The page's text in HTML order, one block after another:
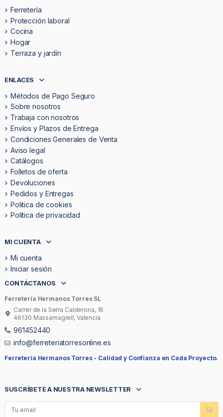
Ferretería
Protección laboral
Cocina
Hogar
Terraza y jardín
ENLACES
Métodos de Pago Seguro
Sobre nosotros
Trabaja con nosotros
Envíos y Plazos de Entrega
Condiciones Generales de Venta
Aviso legal
Catálogos
Folletos de oferta
Devoluciones
Pedidos y Entregas
Politica de cookies
Política de privacidad
MI CUENTA
Mi cuenta
Iniciar sesión
CONTÁCTANOS
Ferretería Hermanos Torres SL
Carrer de la Serra Calderona, 16
46130 Massamagrell, Valencia
961452440
info@ferreteriatorresonline.es
Ferretería Hermanos Torres - Calidad y Confianza en Cada Proyecto.
SUSCRÍBETE A NUESTRA NEWSLETTER